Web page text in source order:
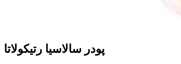
پودر سالاسیا رتیکولاتا